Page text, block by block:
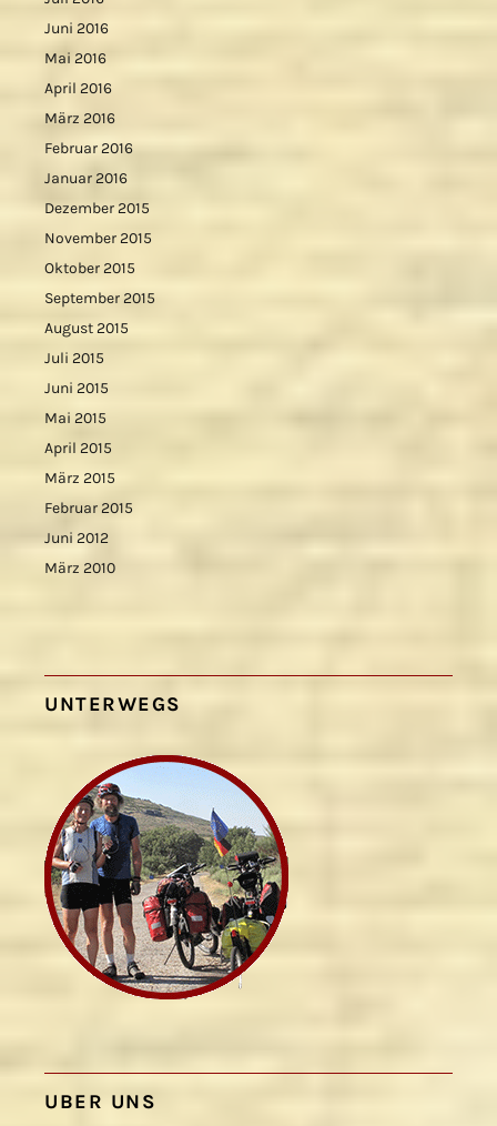
Juni 2016
Mai 2016
April 2016
März 2016
Februar 2016
Januar 2016
Dezember 2015
November 2015
Oktober 2015
September 2015
August 2015
Juli 2015
Juni 2015
Mai 2015
April 2015
März 2015
Februar 2015
Juni 2012
März 2010
UNTERWEGS
UBER UNS